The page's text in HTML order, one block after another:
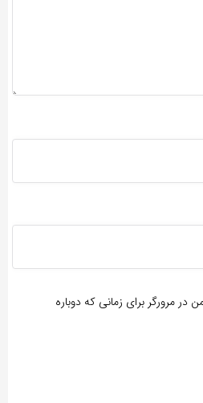
در مرورگر برای زمانی که دوباره